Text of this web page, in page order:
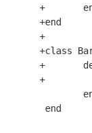
+
+end
+
+class
+
+